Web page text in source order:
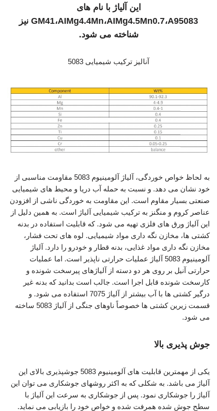
این آلیاژ با نام های
GM41،AIMg4.4Mn،AIMg4.5Mn0.7،A95083 نیز
شناخته می شود.
آنالیز ترکیب شیمیایی 5083
به لحاظ خواص خوردگی، آلیاژ آلومینیوم 5083 مقاومت مناسبی از
خود نشان می دهد. و نسبت به حمله آب دریا و محیط های شیمیایی
صنعتی بسیار مقاوم است. این مقاومت به خوردگی ناشی از افزودن
عناصر کروم و منگنز به ترکیب شیمیایی آلیاژ است. به همین دلیل از
این آلیاژ ورق های فلزی تهیه می شود. که قابلیت استفاده در بدنه
کشتی ها، مخازن نگه داری مواد شیمیایی. لوه های تحت فشار،
مخازن نگه داری مواد غذایی، بدنه قطار و خودرو را دارد. آلیاژ
آلومینیوم 5083 آلیاژ عملیات حرارتی ناپذیر است. اما عملیات
حرارتی آنیل بر روی هر دو دسته از آلیاژهای پیرسخت شونده و
کارسخت شونده قابل اجرا است. جالب است بدانید که بدنه غیر
درگیر کشتی ها با آب بیشتر از آلیاژ 7075 استفاده می شود. و
قسمت زیرین کشتی ها خصوصاً ناوهای جنگی از آلیاژ 5083 ساخته
می شود.
جوش پذیری بالا
یکی از مهمترین قابلیت های آلومینیوم 5083 جوشپذیری بالای این
آلیاژ می باشد. به شکلی که به اکثر روشهای جوشکاری می توان این
آلیاژ را جوشکاری نمود. پس از جوشکاری به سرعت این آلیاژ با
سطح جوش شده همرفت شده و خواص خود را بازیابی می نماید.